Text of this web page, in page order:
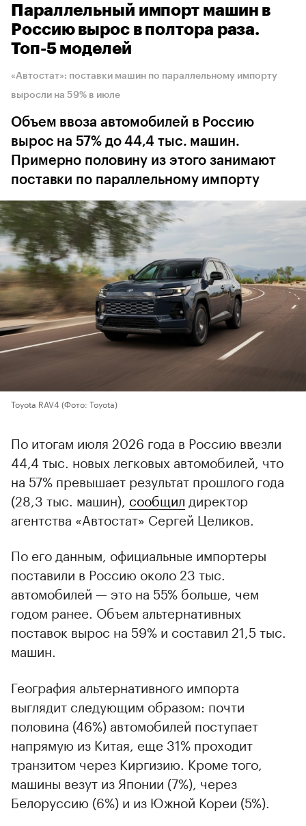
Параллельный импорт машин в
Россию вырос в полтора раза.
Топ-5 моделей
«Автостат»: поставки машин по параллельному импорту
выросли на 59% в июле
Объем ввоза автомобилей в Россию
вырос на 57% до 44,4 тыс. машин.
Примерно половину из этого занимают
поставки по параллельному импорту
Toyota RAV4 (Фото: Toyota)
По итогам июля 2026 года в Россию ввезли
44,4 тыс. новых легковых автомобилей, что
на 57% превышает результат прошлого года
(28,3 тыс. машин), сообщил директор
агентства «Автостат» Сергей Целиков.
По его данным, официальные импортеры
поставили в Россию около 23 тыс.
автомобилей — это на 55% больше, чем
годом ранее. Объем альтернативных
поставок вырос на 59% и составил 21,5 тыс.
машин.
География альтернативного импорта
выглядит следующим образом: почти
половина (46%) автомобилей поступает
напрямую из Китая, еще 31% проходит
транзитом через Киргизию. Кроме того,
машины везут из Японии (7%), через
Белоруссию (6%) и из Южной Кореи (5%).